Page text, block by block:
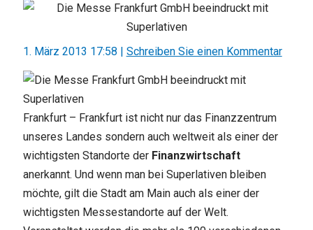
1. März 2013 17:58 Schreiben Sie einen Kommentar
Frankfurt – Frankfurt ist nicht nur das Finanzzentrum
unseres Landes sondern auch weltweit als einer der
wichtigsten Standorte derFinanzwirtschaft
anerkannt. Und wenn man bei Superlativen bleiben
möchte, gilt die Stadt am Main auch als einer der
wichtigsten Messestandorte auf der Welt.